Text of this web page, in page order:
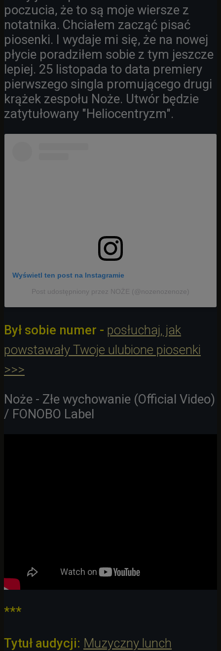
poczucia, że to są moje wiersze z
notatnika. Chciałem zacząć pisać
piosenki. I wydaje mi się, że na nowej
płycie poradziłem sobie z tym jeszcze
lepiej. 25 listopada to data premiery
pierwszego singla promującego drugi
krążek zespołu Noże. Utwór będzie
zatytułowany "Heliocentryzm".
Wyświetl ten post na Instagramie
Post udostępniony przez NOŻE (@nozenozenoze)
Był sobie numer - posłuchaj, jak
powstawały Twoje ulubione piosenki
>>>
Noże - Złe wychowanie (Official Video)
/ FONOBO Label
***
Tytuł audycji: Muzyczny lunch